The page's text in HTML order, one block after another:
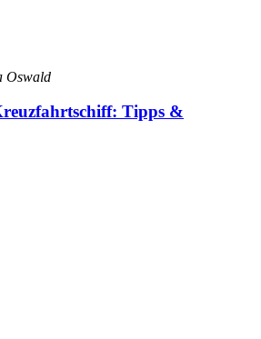
Oswald
Tipps &